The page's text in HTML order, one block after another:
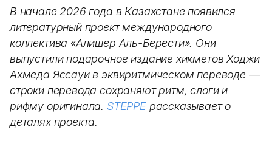
В начале 2026 года в Казахстане появился
литературный проект международного
коллектива «Алишер Аль-Берести». Они
выпустили подарочное издание хикметов Ходжи
Ахмеда Яссауи в эквиритмическом переводе —
строки перевода сохраняют ритм, слоги и
рифму оригинала. STEPPEрассказывает о
деталях проекта.